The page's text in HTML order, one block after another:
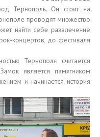
Тернополь. Он стоит на
проводят множество
найти себе развлечение
концертов, до фестиваля
Тернополя считается
является памятником
и начинается история